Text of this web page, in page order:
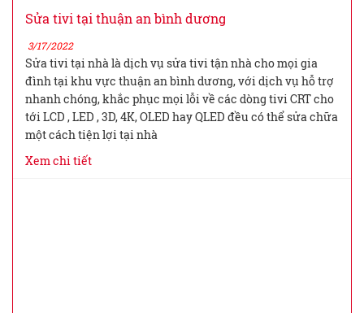
Sửa tivi tại thuận an bình dương
3/17/2022
Sửa tivi tại nhà là dịch vụ sửa tivi tận nhà cho mọi gia
đình tại khu vực thuận an bình dương, với dịch vụ hỗ trợ
nhanh chóng, khắc phục mọi lỗi về các dòng tivi CRT cho
tới LCD , LED , 3D, 4K, OLED hay QLED đều có thể sửa chữa
một cách tiện lợi tại nhà
Xem chi tiết